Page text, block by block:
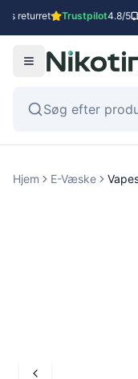
returret Trustpilot4.8/5
Hjem E-Væske